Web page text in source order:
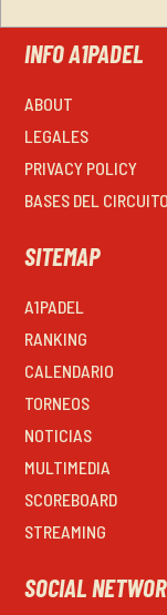
INFO A1PADEL
ABOUT
LEGALES
PRIVACY POLICY
BASES DEL CIRCUITO
SITEMAP
A1PADEL
RANKING
CALENDARIO
TORNEOS
NOTICIAS
MULTIMEDIA
SCOREBOARD
STREAMING
SOCIAL